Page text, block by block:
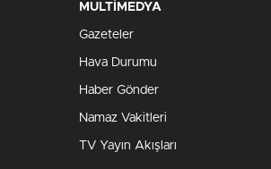
MULTİMEDYA
Gazeteler
Hava Durumu
Haber Gönder
Namaz Vakitleri
TV Yayın Akışları